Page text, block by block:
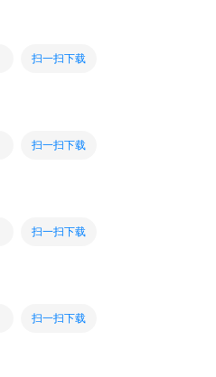
扫一扫下载
扫一扫下载
扫一扫下载
扫一扫下载